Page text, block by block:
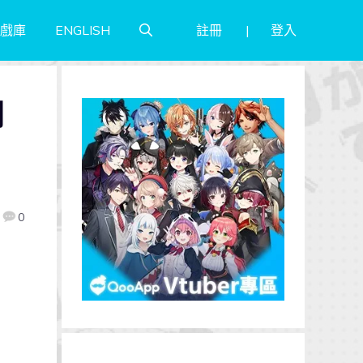
庫 ENGLISH 註冊 登入
0